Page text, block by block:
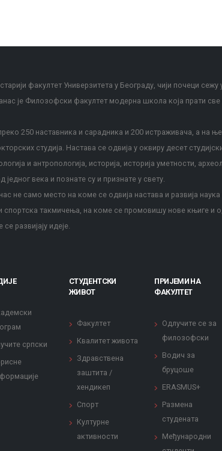
факултет Универзитета у Београду, чији почеци
је Филозофски факултет модерна школа која прати
250 наставника и сарадника и 200 истраживача, а на
студија. Настава се одвија у оквиру десет
и антропологија, историја, историја уметности,
једног века и познате су и признате у свету.
не само место на коме се одвија настава и развија
спортска такмичења, на коме се промовишу нове књиге и
развијају идеје.
српски
СТУДЕНТСКИ
ЖИВОТ
Факултет
Квалитет живота
Здравствена
заштита /
хендикеп
Спорт
Културне
активности
ПРИЈЕМИ НА
ФАКУЛТЕТ
Одлучите се за
филозофски
Водич за
бруцоше
ERASMUS+
Размена
студената
Међународни